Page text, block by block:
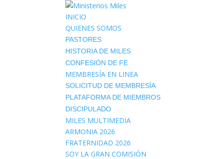
INICIO
QUIENES SOMOS
PASTORES
HISTORIA DE MILES
CONFESIÓN DE FE
MEMBRESÍA EN LINEA
SOLICITUD DE MEMBRESÍA
PLATAFORMA DE MIEMBROS
DISCIPULADO
MILES MULTIMEDIA
ARMONIA 2026
FRATERNIDAD 2026
SOY LA GRAN COMISIÓN